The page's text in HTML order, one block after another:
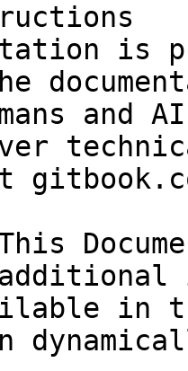
is
and
in